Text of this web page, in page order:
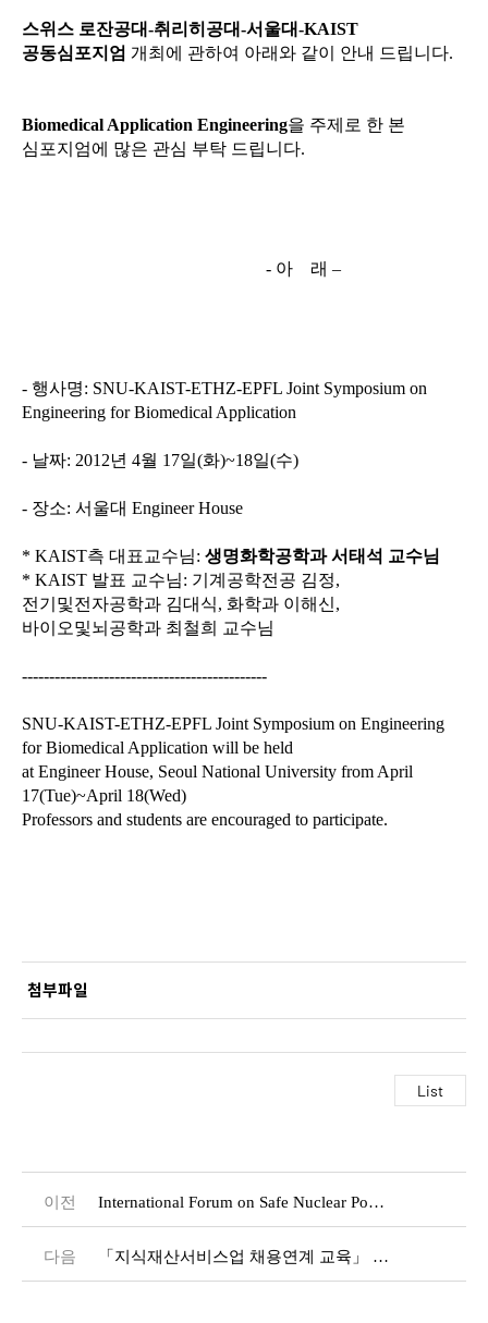
스위스 로잔공대-취리히공대-서울대-KAIST
공동심포지엄 개최에 관하여 아래와 같이 안내 드립니다.
Biomedical Application Engineering을 주제로 한 본
심포지엄에 많은 관심 부탁 드립니다.
- 아 래 –
- 행사명: SNU-KAIST-ETHZ-EPFL Joint Symposium on
Engineering for Biomedical Application
- 날짜: 2012년 4월 17일(화)~18일(수)
- 장소: 서울대 Engineer House
* KAIST측 대표교수님: 생명화학공학과 서태석 교수님
* KAIST 발표 교수님: 기계공학전공 김정,
전기및전자공학과 김대식, 화학과 이해신,
바이오및뇌공학과 최철희 교수님
---------------------------------------------
SNU-KAIST-ETHZ-EPFL Joint Symposium on Engineering
for Biomedical Application will be held
at Engineer House, Seoul National University from April
17(Tue)~April 18(Wed)
Professors and students are encouraged to participate.
첨부파일
이전 International Forum on Safe Nuclear Power Plant (4/9 - 4/10)
다음 「지식재산서비스업 채용연계 교육」 안내